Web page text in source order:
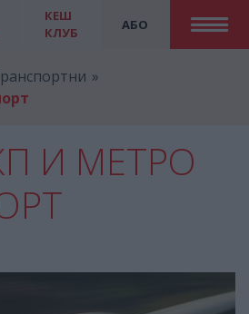
АБО
КЕШ
КЛУБ
И МЕТРО